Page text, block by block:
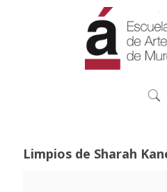
Limpios de Sharah